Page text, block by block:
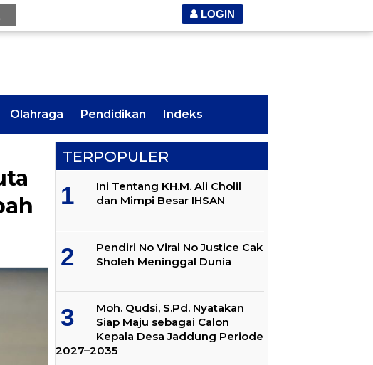
LOGIN
Olahraga Pendidikan Indeks
TERPOPULER
Ini Tentang KH.M. Ali Cholil
dan Mimpi Besar IHSAN
Pendiri No Viral No Justice Cak
Sholeh Meninggal Dunia
Moh. Qudsi, S.Pd. Nyatakan
Siap Maju sebagai Calon
Kepala Desa Jaddung Periode
2027–2035